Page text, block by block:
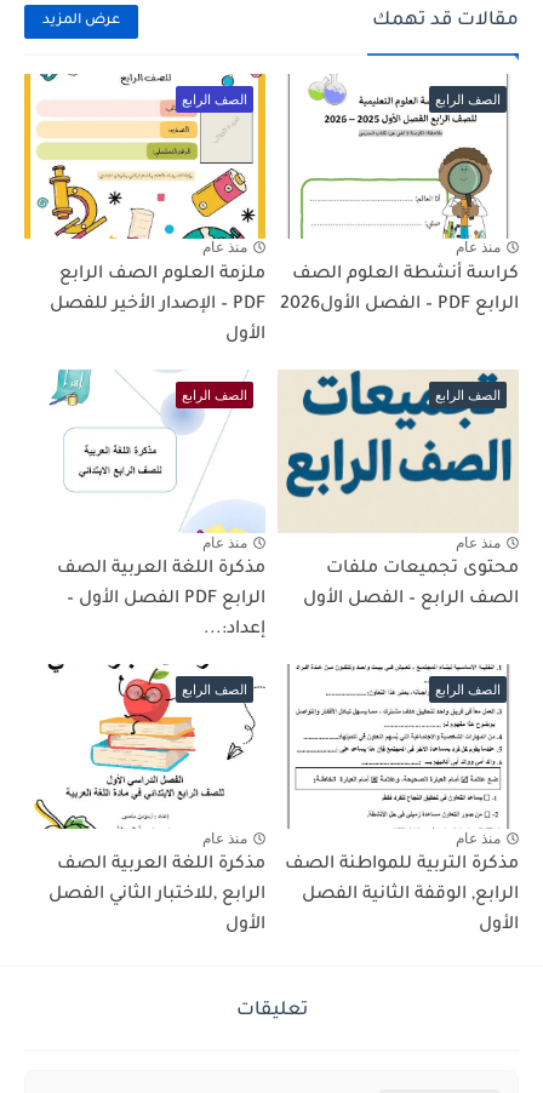
مقالات قد تهمك عرض المزيد
الصف الرابع
منذ عام
كراسة أنشطة العلوم الصف
الرابع PDF – الفصل الأول2026
الصف الرابع
منذ عام
ملزمة العلوم الصف الرابع
PDF – الإصدار الأخير للفصل
الأول
الصف الرابع
منذ عام
محتوى تجميعات ملفات
الصف الرابع – الفصل الأول
الصف الرابع
منذ عام
مذكرة اللغة العربية الصف
الرابع PDF الفصل الأول –
إعداد:...
الصف الرابع
منذ عام
مذكرة التربية للمواطنة الصف
الرابع, الوقفة الثانية الفصل
الأول
الصف الرابع
منذ عام
مذكرة اللغة العربية الصف
الرابع ,للاختبار الثاني الفصل
الأول
تعليقات